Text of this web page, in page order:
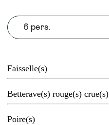
6 pers.
Faisselle(s)
Betterave(s) rouge(s) crue(s)
Poire(s)